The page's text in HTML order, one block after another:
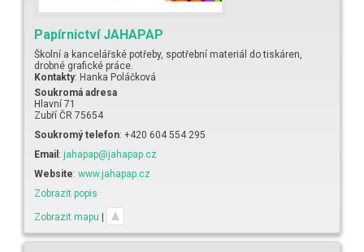
Papírnictví JAHAPAP
Školní a kancelářské potřeby, spotřební materiál do tiskáren,
drobné grafické práce.
Kontakty: Hanka Poláčková
Soukromá adresa
Hlavní 71
Zubří ČR 75654
Soukromý telefon: +420 604 554 295
Email : jahapap@jahapap.cz
Website: www.jahapap.cz
Zobrazit popis
Zobrazit mapu